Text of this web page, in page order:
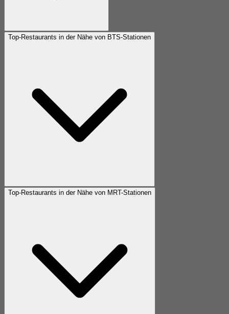
Top-Restaurants in der Nähe von BTS-Stationen
Top-Restaurants in der Nähe von MRT-Stationen